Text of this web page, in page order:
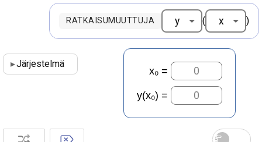
RATKAISUMUUTTUJA ( )
▸Järjestelmä
=
=